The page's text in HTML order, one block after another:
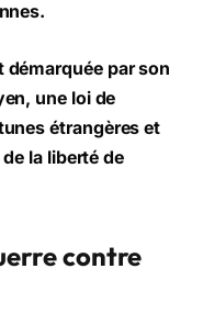
démarquée par son
une loi de
étrangères et
la liberté de
contre